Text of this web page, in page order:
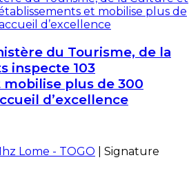
du Tourisme, de la
inspecte 103
plus de 300
d’excellence
Lome - TOGO | Signature